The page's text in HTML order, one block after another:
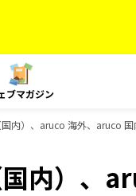
ブマガジン
内）、aruco 海外、aruco
内）、